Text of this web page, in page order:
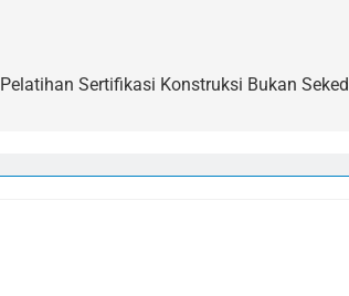
Pelatihan Sertifikasi Konstruksi Bukan